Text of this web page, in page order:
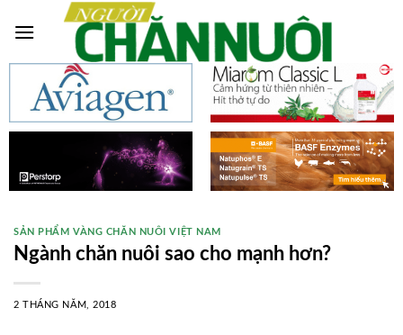
SẢN PHẨM VÀNG CHĂN NUÔI VIỆT NAM
Ngành chăn nuôi sao cho mạnh hơn?
2 THÁNG NĂM, 2018